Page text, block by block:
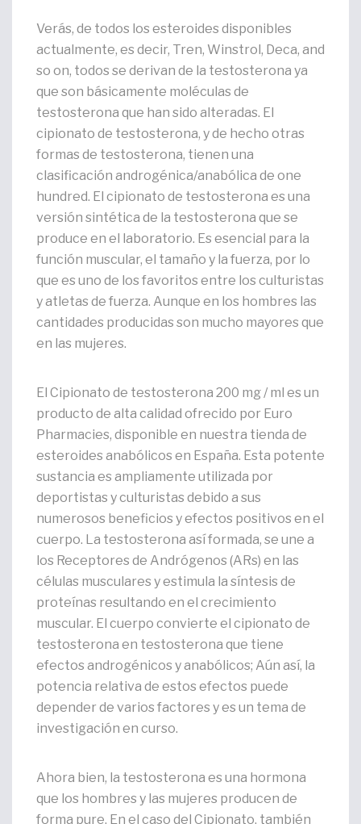
Verás, de todos los esteroides disponibles
actualmente, es decir, Tren, Winstrol, Deca, and
so on, todos se derivan de la testosterona ya
que son básicamente moléculas de
testosterona que han sido alteradas. El
cipionato de testosterona, y de hecho otras
formas de testosterona, tienen una
clasificación androgénica/anabólica de one
hundred. El cipionato de testosterona es una
versión sintética de la testosterona que se
produce en el laboratorio. Es esencial para la
función muscular, el tamaño y la fuerza, por lo
que es uno de los favoritos entre los culturistas
y atletas de fuerza. Aunque en los hombres las
cantidades producidas son mucho mayores que
en las mujeres.
El Cipionato de testosterona 200 mg / ml es un
producto de alta calidad ofrecido por Euro
Pharmacies, disponible en nuestra tienda de
esteroides anabólicos en España. Esta potente
sustancia es ampliamente utilizada por
deportistas y culturistas debido a sus
numerosos beneficios y efectos positivos en el
cuerpo. La testosterona así formada, se une a
los Receptores de Andrógenos (ARs) en las
células musculares y estimula la síntesis de
proteínas resultando en el crecimiento
muscular. El cuerpo convierte el cipionato de
testosterona en testosterona que tiene
efectos androgénicos y anabólicos; Aún así, la
potencia relativa de estos efectos puede
depender de varios factores y es un tema de
investigación en curso.
Ahora bien, la testosterona es una hormona
que los hombres y las mujeres producen de
forma pure. En el caso del Cipionato, también